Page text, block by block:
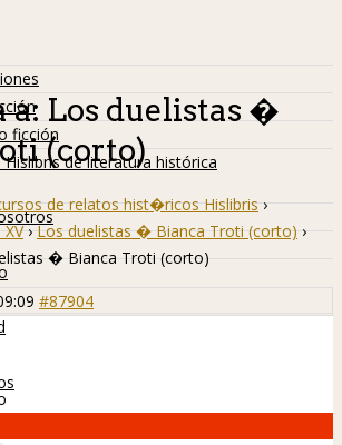
ficción
Hislibris de literatura histórica
a: Los duelistas �
(corto)
de relatos hist�ricos Hislibris ›
› Los duelistas � Bianca Troti (corto) ›
� Bianca Troti (corto)
#87904